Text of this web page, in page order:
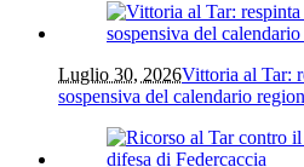
Luglio 30, 2026Vittoria al Tar:
sospensiva del calendario